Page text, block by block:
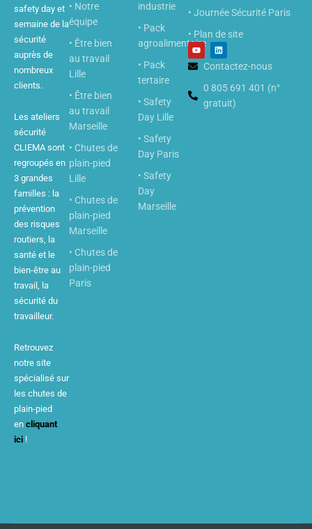
safety day et
semaine de la
sécurité
auprès de
nombreux
clients.
Les ateliers
sécurité
CLIEMA sont
regroupés en
3 grandes
familles : la
prévention
des risques
routiers, la
santé et le
bien-être au
travail, la
sécurité du
travailleur.
Retrouvez
notre site
spécialisé sur
les chutes de
plain-pied
en cliquant
ici !
• Notre
équipe
• Être bien
au travail
Lille
• Être bien
au travail
Marseille
• Chutes de
plain-pied
Lille
• Chutes de
plain-pied
Marseille
• Chutes de
plain-pied
Paris
industrie
• Pack
agroalimentaire
• Pack
tertaire
• Safety
Day Lille
• Safety
Day Paris
• Safety
Day
Marseille
• Journée Sécurité Paris
• Plan de site
Y
o
u
t
e
L
i
n
k
d
n
Contactez-nous
0 805 691 401 (n°
gratuit)